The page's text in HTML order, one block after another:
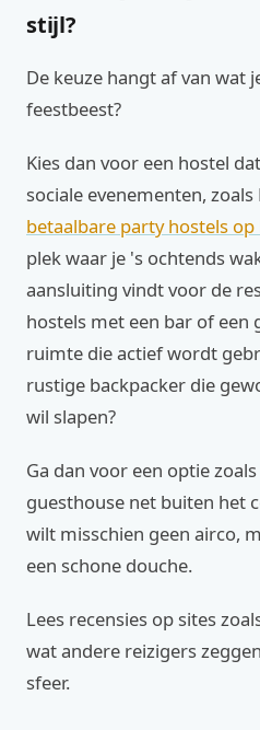
stijl?
De keuze hangt af van wat
feestbeest?
Kies dan voor een hostel
sociale evenementen,
betaalbare party hostels op
plek waar je 's ochtends
aansluiting vindt voor de
hostels met een bar of een
ruimte die actief wordt
rustige backpacker die
wil slapen?
Ga dan voor een optie
guesthouse net buiten het
wilt misschien geen airco,
een schone douche.
Lees recensies op sites
wat andere reizigers
sfeer.